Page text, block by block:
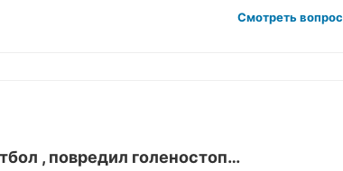
Смотреть вопрос
, повредил голеностоп…